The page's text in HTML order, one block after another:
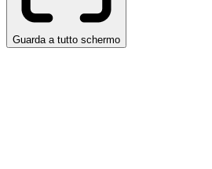
Guarda a tutto schermo